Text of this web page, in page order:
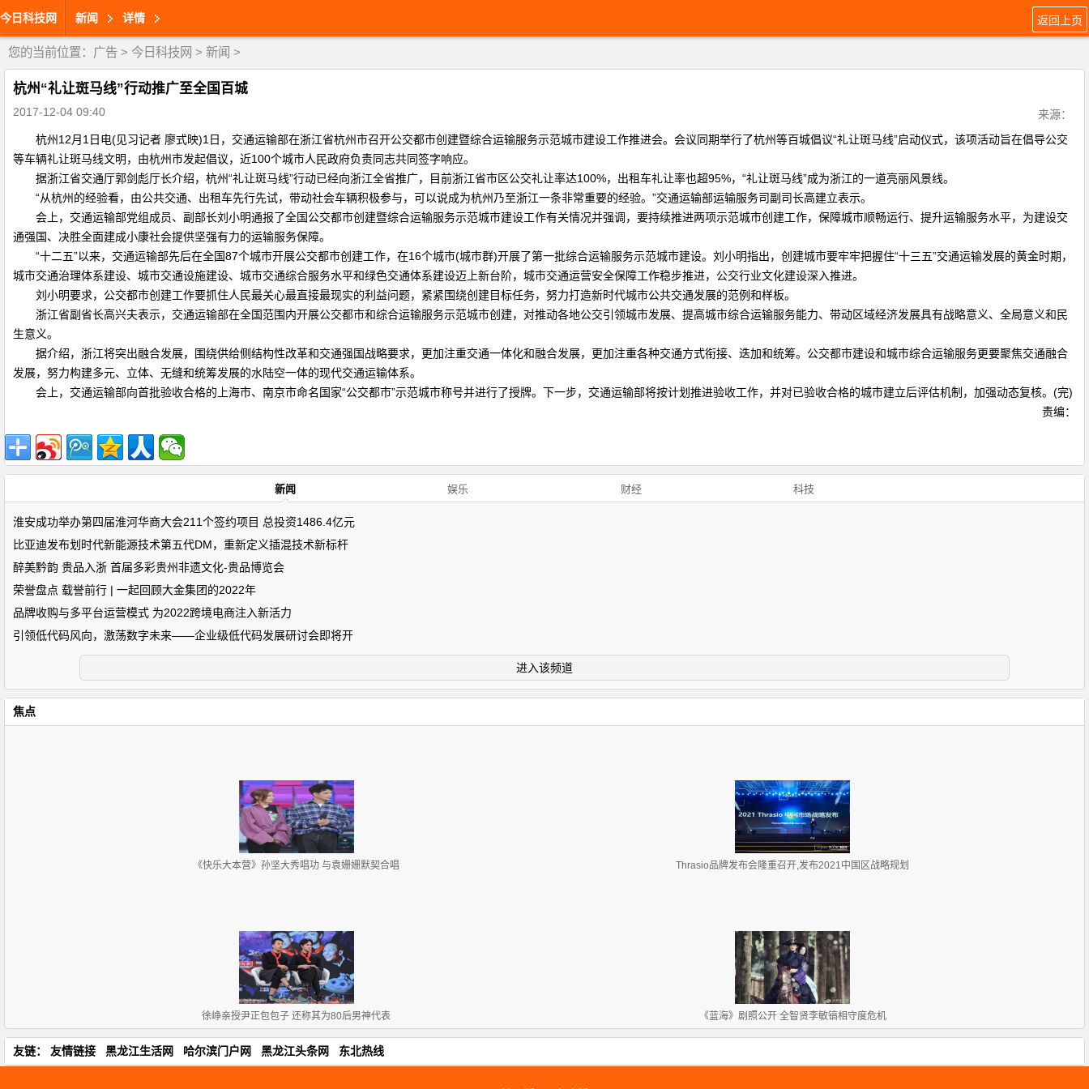
今日科技网 新闻 详情 返回上页
您的当前位置： 广告 > 今日科技网 > 新闻 >
杭州“礼让斑马线”行动推广至全国百城
2017-12-04 09:40
来源：
杭州12月1日电(见习记者 廖式映)1日，交通运输部在浙江省杭州市召开公交都市创建暨综合运输服务示范城市建设工作推进会。会议同期举行了杭州等百城倡议“礼让斑马线”启动仪式，该项活动旨在倡导公交
等车辆礼让斑马线文明，由杭州市发起倡议，近100个城市人民政府负责同志共同签字响应。
据浙江省交通厅郭剑彪厅长介绍，杭州“礼让斑马线”行动已经向浙江全省推广，目前浙江省市区公交礼让率达100%，出租车礼让率也超95%，“礼让斑马线”成为浙江的一道亮丽风景线。
“从杭州的经验看，由公共交通、出租车先行先试，带动社会车辆积极参与，可以说成为杭州乃至浙江一条非常重要的经验。”交通运输部运输服务司副司长高建立表示。
会上，交通运输部党组成员、副部长刘小明通报了全国公交都市创建暨综合运输服务示范城市建设工作有关情况并强调，要持续推进两项示范城市创建工作，保障城市顺畅运行、提升运输服务水平，为建设交
通强国、决胜全面建成小康社会提供坚强有力的运输服务保障。
“十二五”以来，交通运输部先后在全国87个城市开展公交都市创建工作，在16个城市(城市群)开展了第一批综合运输服务示范城市建设。刘小明指出，创建城市要牢牢把握住“十三五”交通运输发展的黄金时期，
城市交通治理体系建设、城市交通设施建设、城市交通综合服务水平和绿色交通体系建设迈上新台阶，城市交通运营安全保障工作稳步推进，公交行业文化建设深入推进。
刘小明要求，公交都市创建工作要抓住人民最关心最直接最现实的利益问题，紧紧围绕创建目标任务，努力打造新时代城市公共交通发展的范例和样板。
浙江省副省长高兴夫表示，交通运输部在全国范围内开展公交都市和综合运输服务示范城市创建，对推动各地公交引领城市发展、提高城市综合运输服务能力、带动区域经济发展具有战略意义、全局意义和民
生意义。
据介绍，浙江将突出融合发展，围绕供给侧结构性改革和交通强国战略要求，更加注重交通一体化和融合发展，更加注重各种交通方式衔接、迭加和统筹。公交都市建设和城市综合运输服务更要聚焦交通融合
发展，努力构建多元、立体、无缝和统筹发展的水陆空一体的现代交通运输体系。
会上，交通运输部向首批验收合格的上海市、南京市命名国家“公交都市”示范城市称号并进行了授牌。下一步，交通运输部将按计划推进验收工作，并对已验收合格的城市建立后评估机制，加强动态复核。(完)
责编：
新闻 娱乐 财经 科技
淮安成功举办第四届淮河华商大会211个签约项目 总投资1486.4亿元
比亚迪发布划时代新能源技术第五代DM，重新定义插混技术新标杆
醉美黔韵 贵品入浙 首届多彩贵州非遗文化-贵品博览会
荣誉盘点 载誉前行 | 一起回顾大金集团的2022年
品牌收购与多平台运营模式 为2022跨境电商注入新活力
引领低代码风向，激荡数字未来——企业级低代码发展研讨会即将开
进入该频道
焦点
《快乐大本营》孙坚大秀唱功 与袁姗姗默契合唱 Thrasio品牌发布会隆重召开,发布2021中国区战略规划
徐峥亲授尹正包包子 还称其为80后男神代表 《蓝海》剧照公开 全智贤李敏镐相守度危机
友链： 友情链接 黑龙江生活网 哈尔滨门户网 黑龙江头条网 东北热线